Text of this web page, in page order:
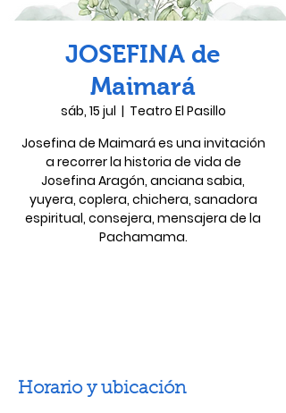
JOSEFINA de
Maimará
sáb, 15 jul
  |
Teatro El Pasillo
Josefina de Maimará es una invitación
a recorrer la historia de vida de
Josefina Aragón, anciana sabia,
yuyera, coplera, chichera, sanadora
espiritual, consejera, mensajera de la
Pachamama.
Horario y ubicación